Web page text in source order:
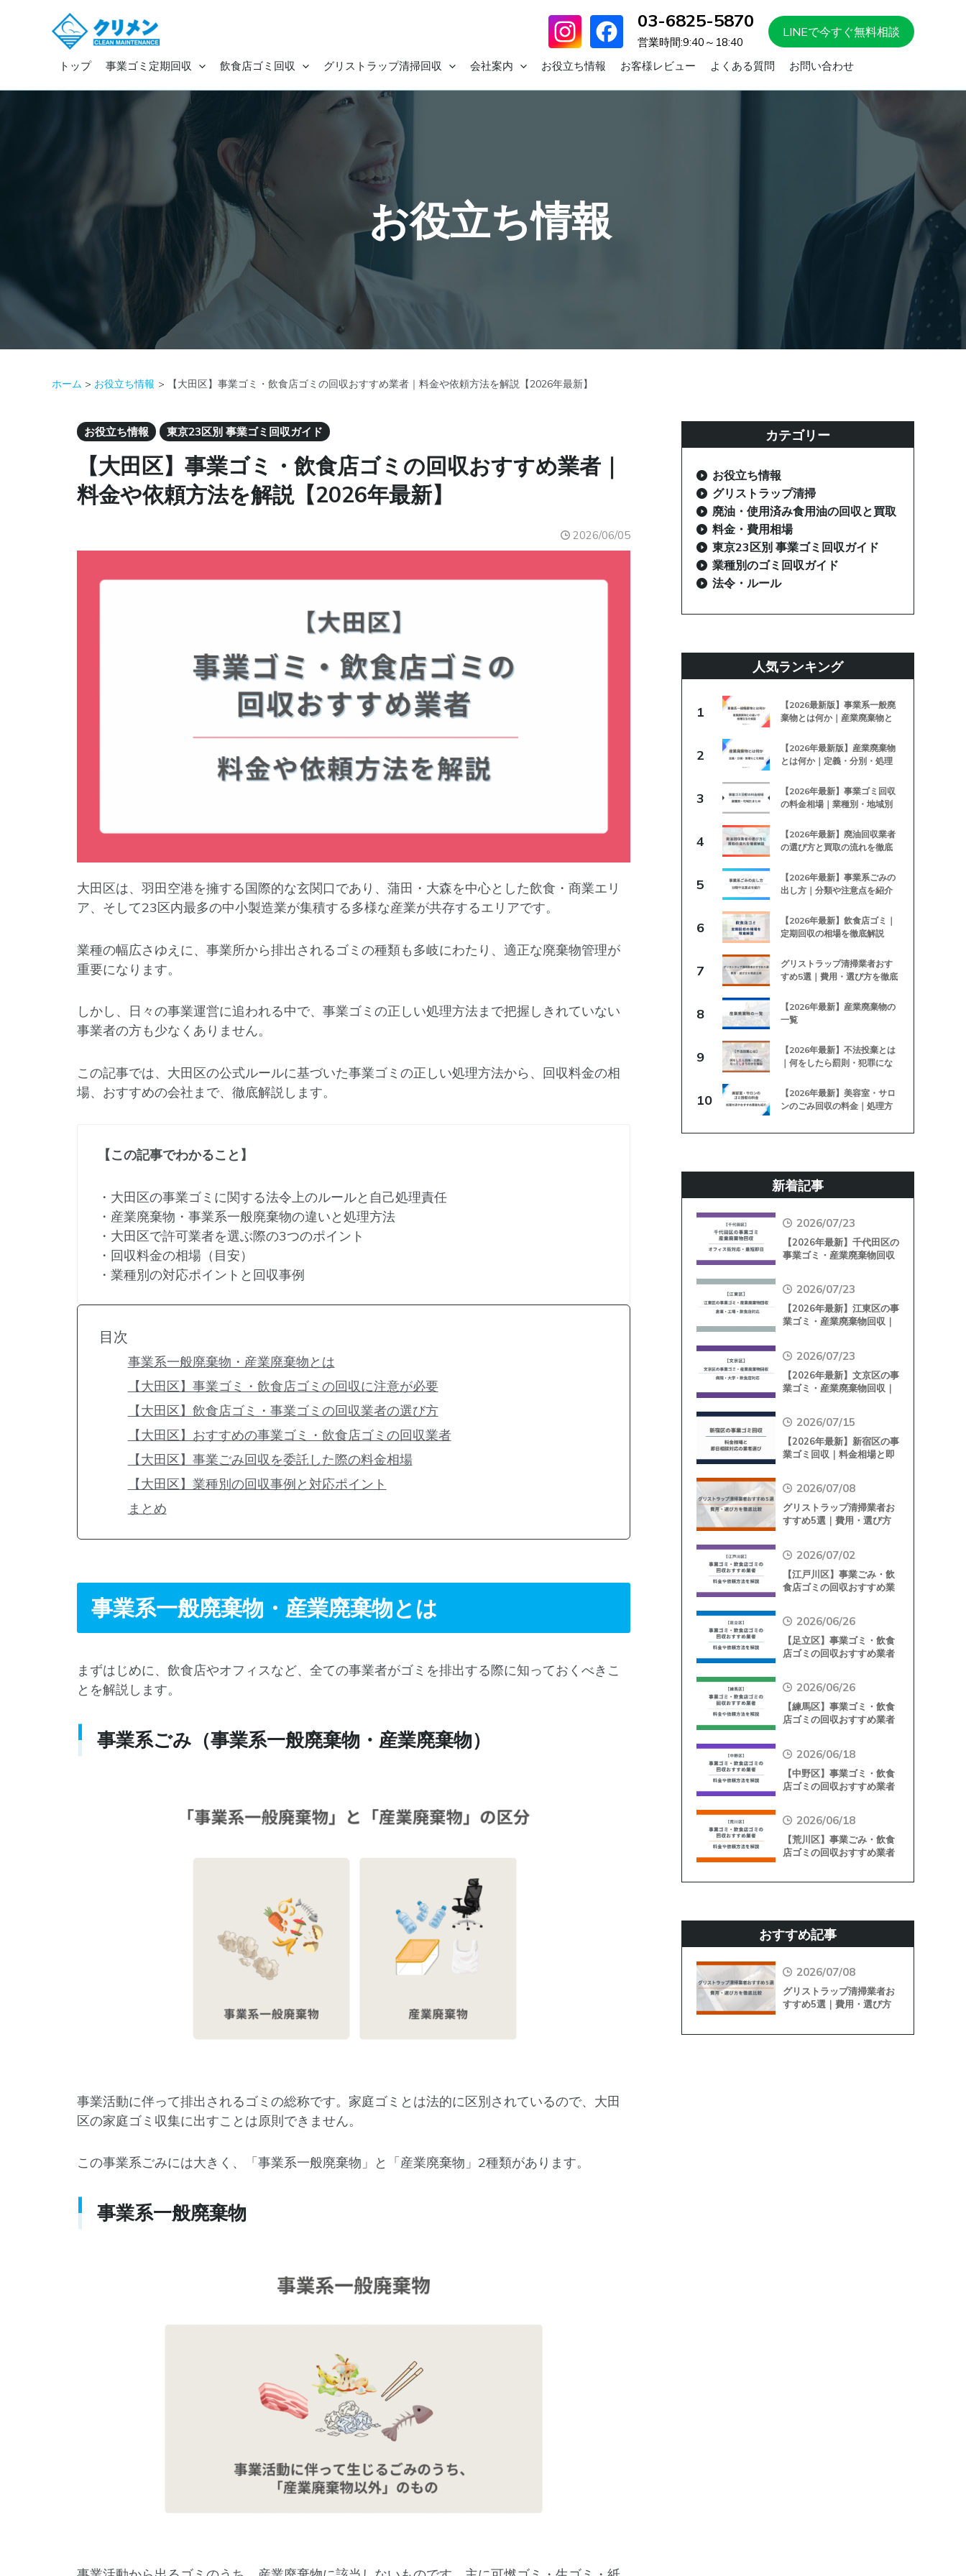
キ
03-6825-5870
営業時間:9:40～18:40
LINEで今すぐ無料相談
トップ 事業ゴミ定期回収 飲食店ゴミ回収 グリストラップ清掃回収 会社案内 お役立ち情報 お客様レビュー よくある質問 お問い合わせ
ホーム お役立ち情報 【大田区】事業ゴミ・飲食店ゴミの回収おすすめ業者｜料金や依頼方法を解説【2026年最新】
お役立ち情報
お役立ち情報 東京23区別 事業ゴミ回収ガイド
【大田区】事業ゴミ・飲食店ゴミの回収おすすめ業者｜
料金や依頼方法を解説【2026年最新】
2026/06/05
大田区は、羽田空港を擁する国際的な玄関口であり、蒲田・大森を中心とした飲食・商業エリ
ア、そして23区内最多の中小製造業が集積する多様な産業が共存するエリアです。
業種の幅広さゆえに、事業所から排出されるゴミの種類も多岐にわたり、適正な廃棄物管理が
重要になります。
しかし、日々の事業運営に追われる中で、事業ゴミの正しい処理方法まで把握しきれていない
事業者の方も少なくありません。
この記事では、大田区の公式ルールに基づいた事業ゴミの正しい処理方法から、回収料金の相
場、おすすめの会社まで、徹底解説します。
【この記事でわかること】
・大田区の事業ゴミに関する法令上のルールと自己処理責任
・産業廃棄物・事業系一般廃棄物の違いと処理方法
・大田区で許可業者を選ぶ際の3つのポイント
・回収料金の相場（目安）
・業種別の対応ポイントと回収事例
目次
事業系一般廃棄物・産業廃棄物とは
【大田区】事業ゴミ・飲食店ゴミの回収に注意が必要
【大田区】飲食店ゴミ・事業ゴミの回収業者の選び方
【大田区】おすすめの事業ゴミ・飲食店ゴミの回収業者
【大田区】事業ごみ回収を委託した際の料金相場
【大田区】業種別の回収事例と対応ポイント
まとめ
事業系一般廃棄物・産業廃棄物とは
まずはじめに、飲食店やオフィスなど、全ての事業者がゴミを排出する際に知っておくべきこ
とを解説します。
事業系ごみ（事業系一般廃棄物・産業廃棄物）
事業活動に伴って排出されるゴミの総称です。家庭ゴミとは法的に区別されているので、大田
区の家庭ゴミ収集に出すことは原則できません。
この事業系ごみには大きく、「事業系一般廃棄物」と「産業廃棄物」2種類があります。
事業系一般廃棄物
カテゴリー
お役立ち情報
グリストラップ清掃
廃油・使用済み食用油の回収と買取
料金・費用相場
東京23区別 事業ゴミ回収ガイド
業種別のゴミ回収ガイド
法令・ルール
人気ランキング
1
【2026最新版】事業系一般廃
棄物とは何か｜産業廃棄物と
2
【2026年最新版】産業廃棄物
とは何か｜定義・分別・処理
3
【2026年最新】事業ゴミ回収
の料金相場｜業種別・地域別
4
【2026年最新】廃油回収業者
の選び方と買取の流れを徹底
5
【2026年最新】事業系ごみの
出し方｜分類や注意点を紹介
6
【2026年最新】飲食店ゴミ｜
定期回収の相場を徹底解説
7
グリストラップ清掃業者おす
すめ5選｜費用・選び方を徹底
8
【2026年最新】産業廃棄物の
一覧
9
【2026年最新】不法投棄とは
｜何をしたら罰則・犯罪にな
10
【2026年最新】美容室・サロ
ンのごみ回収の料金｜処理方
新着記事
2026/07/23
【2026年最新】千代田区の
事業ゴミ・産業廃棄物回収
2026/07/23
【2026年最新】江東区の事
業ゴミ・産業廃棄物回収｜
2026/07/23
【2026年最新】文京区の事
業ゴミ・産業廃棄物回収｜
2026/07/15
【2026年最新】新宿区の事
業ゴミ回収｜料金相場と即
2026/07/08
グリストラップ清掃業者お
すすめ5選｜費用・選び方
2026/07/02
【江戸川区】事業ごみ・飲
食店ゴミの回収おすすめ業
2026/06/26
【足立区】事業ゴミ・飲食
店ゴミの回収おすすめ業者
2026/06/26
【練馬区】事業ゴミ・飲食
店ゴミの回収おすすめ業者
2026/06/18
【中野区】事業ゴミ・飲食
店ゴミの回収おすすめ業者
2026/06/18
【荒川区】事業ごみ・飲食
店ゴミの回収おすすめ業者
おすすめ記事
2026/07/08
グリストラップ清掃業者お
すすめ5選｜費用・選び方